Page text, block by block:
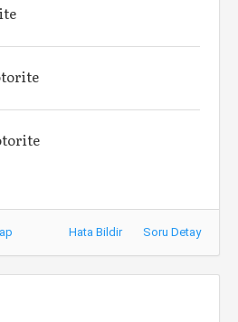
Hata Bildir Soru Detay